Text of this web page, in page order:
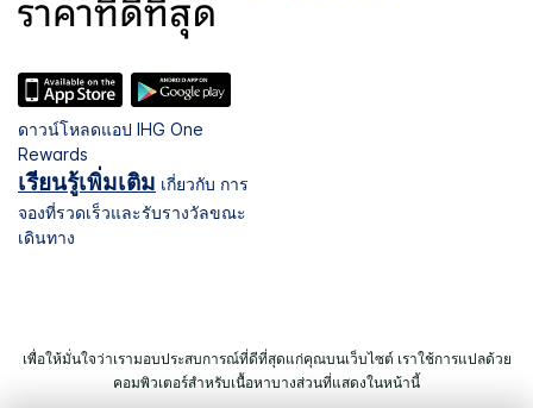
ดาวน์โหลดแอป IHG One
Rewards
เรียนรู้เพิ่มเติม เกี่ยวกับ การ
จองที่รวดเร็วและรับรางวัลขณะ
เดินทาง
เพื่อให้มั่นใจว่าเรามอบประสบการณ์ที่ดีที่สุดแก่คุณบนเว็บไซต์ เราใช้การแปลด้วย
คอมพิวเตอร์สำหรับเนื้อหาบางส่วนที่แสดงในหน้านี้